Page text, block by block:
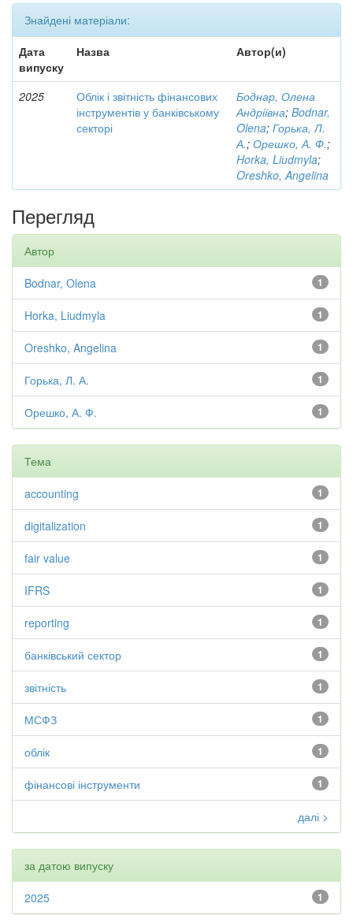
Знайдені матеріали:
Дата
випуску
Назва Автор(и)
2025
Облік і звітність фінансових
інструментів у банківському
секторі
Боднар, Олена
Андріївна; Bodnar,
Olena; Горька, Л.
А.; Орешко, А. Ф.;
Horka, Liudmyla;
Oreshko, Angelina
Перегляд
Автор
1
Bodnar, Olena
1
Horka, Liudmyla
1
Oreshko, Angelina
1
Горька, Л. А.
1
Орешко, А. Ф.
Тема
1
accounting
1
digitalization
1
fair value
1
IFRS
1
reporting
1
банківський сектор
1
звітність
1
МСФЗ
1
облік
1
фінансові інструменти
далі >
за датою випуску
1
2025